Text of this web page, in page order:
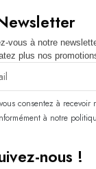
nous !
vous à notre
plus nos
consentez à recevoir
à notre